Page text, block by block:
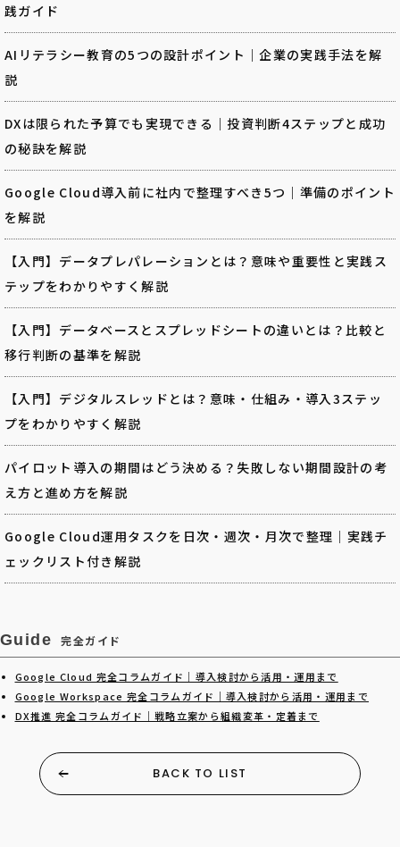
践ガイド
AIリテラシー教育の5つの設計ポイント｜企業の実践手法を解
説
DXは限られた予算でも実現できる｜投資判断4ステップと成功
の秘訣を解説
Google Cloud導入前に社内で整理すべき5つ｜準備のポイント
を解説
【入門】データプレパレーションとは？意味や重要性と実践ス
テップをわかりやすく解説
【入門】データベースとスプレッドシートの違いとは？比較と
移行判断の基準を解説
【入門】デジタルスレッドとは？意味・仕組み・導入3ステッ
プをわかりやすく解説
パイロット導入の期間はどう決める？失敗しない期間設計の考
え方と進め方を解説
Google Cloud運用タスクを日次・週次・月次で整理｜実践チ
ェックリスト付き解説
Guide 完全ガイド
Google Cloud 完全コラムガイド｜導入検討から活用・運用まで
Google Workspace 完全コラムガイド｜導入検討から活用・運用まで
DX推進 完全コラムガイド｜戦略立案から組織変革・定着まで
BACK TO LIST